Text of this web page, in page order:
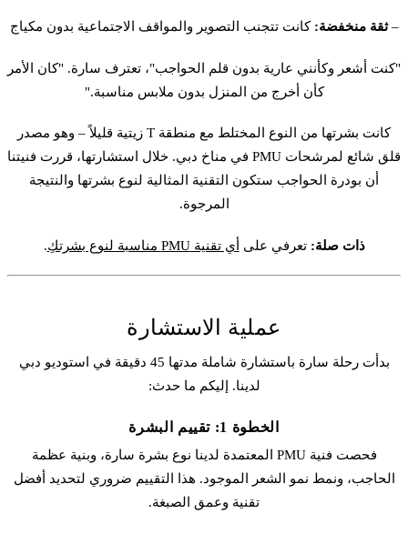
–ثقة منخفضة: كانت تتجنب التصوير والمواقف الاجتماعية بدون مكياج
"كنت أشعر وكأنني عارية بدون قلم الحواجب"، تعترف سارة. "كان الأمر
كأن أخرج من المنزل بدون ملابس مناسبة."
كانت بشرتها من النوع المختلط مع منطقة T زيتية قليلاً – وهو مصدر
قلق شائع لمرشحات PMU في مناخ دبي. خلال استشارتها، قررت فنيتنا
أن بودرة الحواجب ستكون التقنية المثالية لنوع بشرتها والنتيجة
المرجوة.
ذات صلة: تعرفي على أي تقنية PMU مناسبة لنوع بشرتكِ .
عملية الاستشارة
بدأت رحلة سارة باستشارة شاملة مدتها 45 دقيقة في استوديو دبي
لدينا. إليكم ما حدث:
الخطوة 1: تقييم البشرة
فحصت فنية PMU المعتمدة لدينا نوع بشرة سارة، وبنية عظمة
الحاجب، ونمط نمو الشعر الموجود. هذا التقييم ضروري لتحديد أفضل
تقنية وعمق الصبغة.